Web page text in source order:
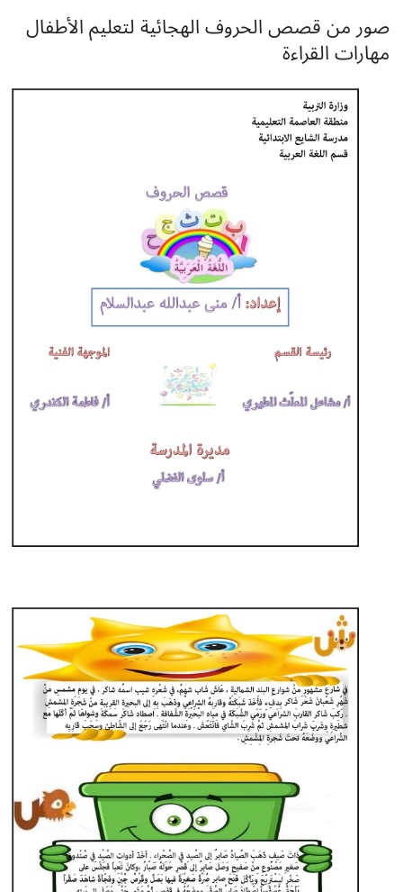
صور من قصص الحروف الهجائية لتعليم الأطفال
مهارات القراءة